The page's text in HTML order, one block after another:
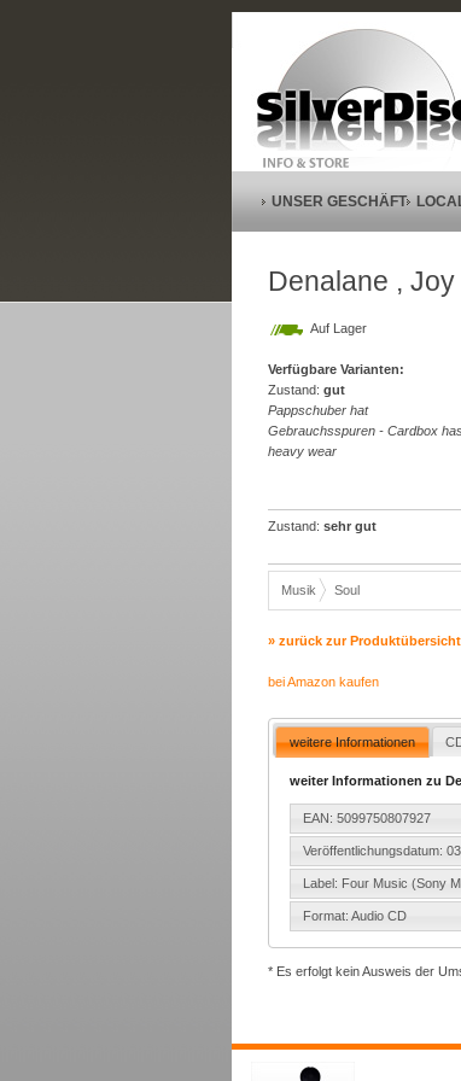
UNSER GESCHÄFT
Denalane ,
Auf Lager
Verfügbare Varianten:
Zustand: gut
Pappschuber hat
Gebrauchsspuren - Cardbox
heavy wear
Zustand: sehr gut
Musik Soul
» zurück zur Produktübersicht
bei Amazon kaufen
weitere Informationen
weiter Informationen zu
EAN: 5099750807927
Veröffentlichungsdatum:
Label: Four Music (Sony
Format: Audio CD
* Es erfolgt kein Ausweis der